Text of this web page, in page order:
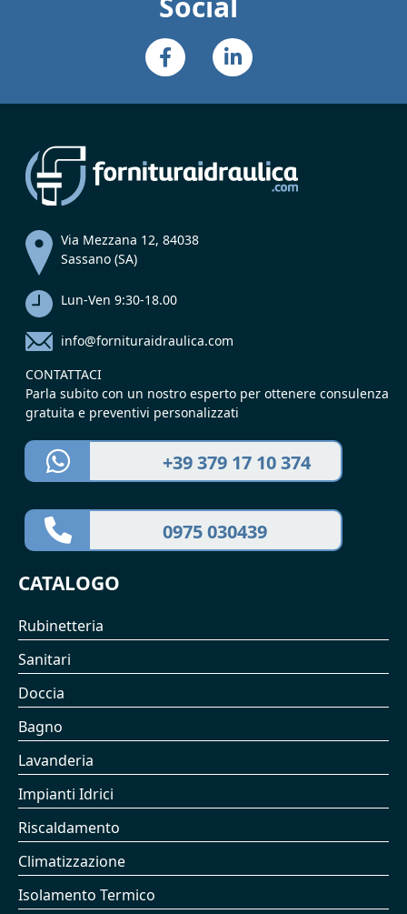
Via Mezzana 12, 84038
Sassano (SA)
Lun-Ven 9:30-18.00
info@fornituraidraulica.com
CONTATTACI
Parla subito con un nostro esperto per ottenere consulenza
gratuita e preventivi personalizzati
+39 379 17 10 374
0975 030439
CATALOGO
Rubinetteria
Sanitari
Doccia
Bagno
Lavanderia
Impianti Idrici
Riscaldamento
Climatizzazione
Isolamento Termico